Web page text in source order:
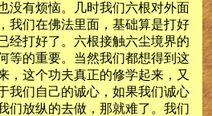
没有烦恼。几时我们六根对外面
我们在佛法里面，基础算是打好
经打好了。六根接触六尘境界的
等的重要。当然我们都想得到这
，这个功夫真正的修学起来，又
我们自己的诚心，如果我们诚心
们放纵的去做，那就难了。我们